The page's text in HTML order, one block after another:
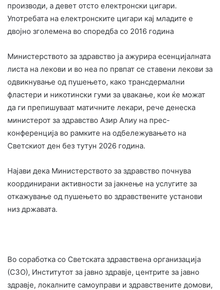
производи, а девет отсто електронски цигари.
Употребата на електронските цигари кај младите е
двојно зголемена во споредба со 2016 година
Министерството за здравство ја ажурира есенцијалната
листа на лекови и во неа по првпат се ставени лекови за
одвикнување од пушењето, како трансдермални
фластери и никотински гуми за џвакање, кои ќе можат
да ги препишуваат матичните лекари, рече денеска
министерот за здравство Азир Алиу на прес-
конференција во рамките на одбележувањето на
Светскиот ден без тутун 2026 година.
Најави дека Министерството за здравство почнува
координирани активности за јакнење на услугите за
откажување од пушењето во здравствените установи
низ државата.
Во соработка со Светската здравствена организација
(СЗО), Институтот за јавно здравје, центрите за јавно
здравје, локалните самоуправи и здравствените домови,